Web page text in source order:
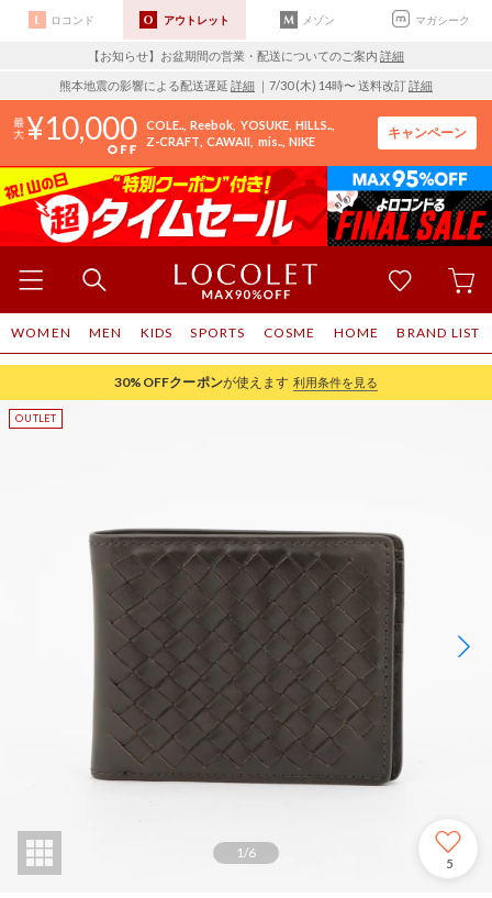
ロコンド アウトレット メゾン マガシーク
【お知らせ】お盆期間の営業・配送についてのご案内 詳細
熊本地震の影響による配送遅延 詳細 ｜7/30 (木) 14時〜 送料改訂詳細
10,000 COLE.. Reebok YOSUKE HILLS..
Z-CRAFT CAWAII mis.. NIKE
キャンペーン
WOMEN MEN KIDS SPORTS COSME HOME BRAND LIST
30%OFFクーポンが使えます 利用条件を見る
1/6
5